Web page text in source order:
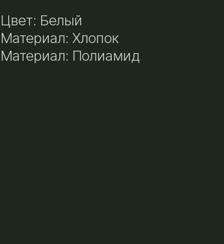
Цвет: Белый
Материал: Хлопок
Материал: Полиамид